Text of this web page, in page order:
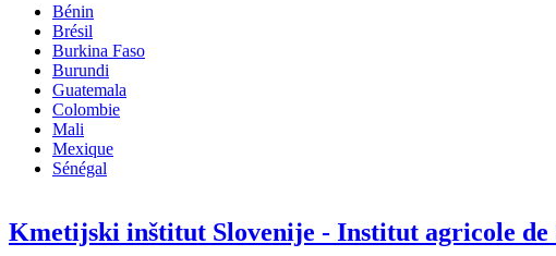
Bénin
Brésil
Burkina Faso
Burundi
Guatemala
Colombie
Mali
Mexique
Sénégal
Kmetijski inštitut Slovenije - Institut agricole de